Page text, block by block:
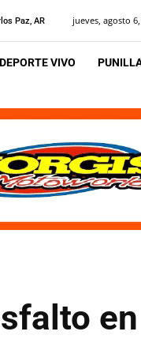
Paz, AR jueves, agosto
DEPORTE VIVO